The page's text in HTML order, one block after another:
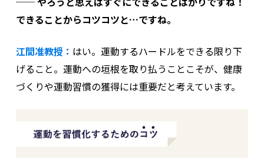
できることからコツコツと…ですね。
江間准教授： はい。運動するハードルをできる限り下
げること。運動への垣根を取り払うことこそが、健康
づくりや運動習慣の獲得には重要だと考えています。